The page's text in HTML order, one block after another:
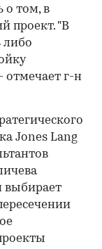
о том, в
проект. "В
либо
отмечает г-н
Jones Lang
выбирает